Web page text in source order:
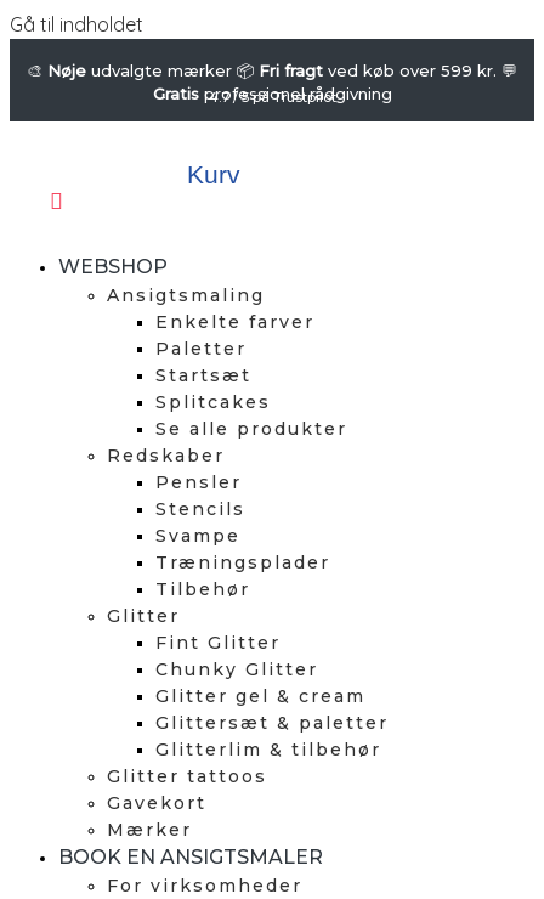
Gå til indholdet
🎨 Nøje udvalgte mærker 📦 Fri fragt ved køb over 599 kr. 💬
Gratisprofessionel rådgivning
4.7 / 5 på Trustpilot
Kurv
WEBSHOP
Ansigtsmaling
Enkelte farver
Paletter
Startsæt
Splitcakes
Se alle produkter
Redskaber
Pensler
Stencils
Svampe
Træningsplader
Tilbehør
Glitter
Fint Glitter
Chunky Glitter
Glitter gel & cream
Glittersæt & paletter
Glitterlim & tilbehør
Glitter tattoos
Gavekort
Mærker
BOOK EN ANSIGTSMALER
For virksomheder